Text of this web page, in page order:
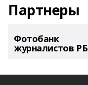
Партнеры
Фотобанк
журналистов РБ